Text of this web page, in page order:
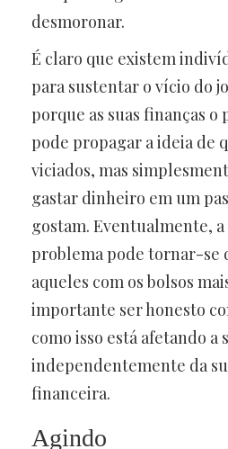
desmoronar.
É claro que existem
para sustentar o vício do
porque as suas finanças o
pode propagar a ideia de
viciados, mas
gastar dinheiro em um
gostam. Eventualmente,
problema pode tornar-se
aqueles com os bolsos
importante ser honesto
como isso está afetando a
independentemente da
financeira.
Agindo